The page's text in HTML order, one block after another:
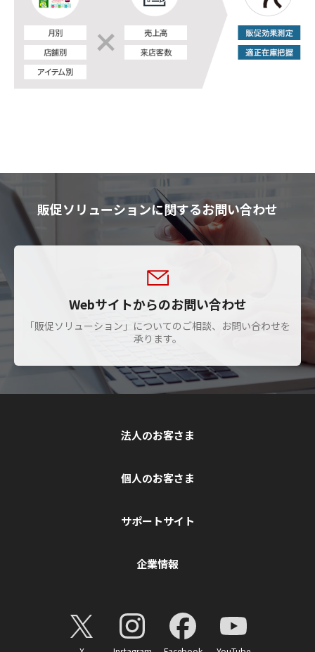
販促ソリューションに関するお問い合わせ
Webサイトからのお問い合わせ
「販促ソリューション」についてのご相談、お問い合わせを
承ります。
法人のお客さま
個人のお客さま
サポートサイト
企業情報